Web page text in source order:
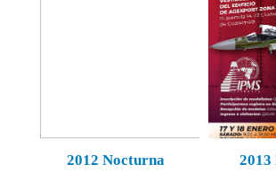
2012 Nocturna 2013